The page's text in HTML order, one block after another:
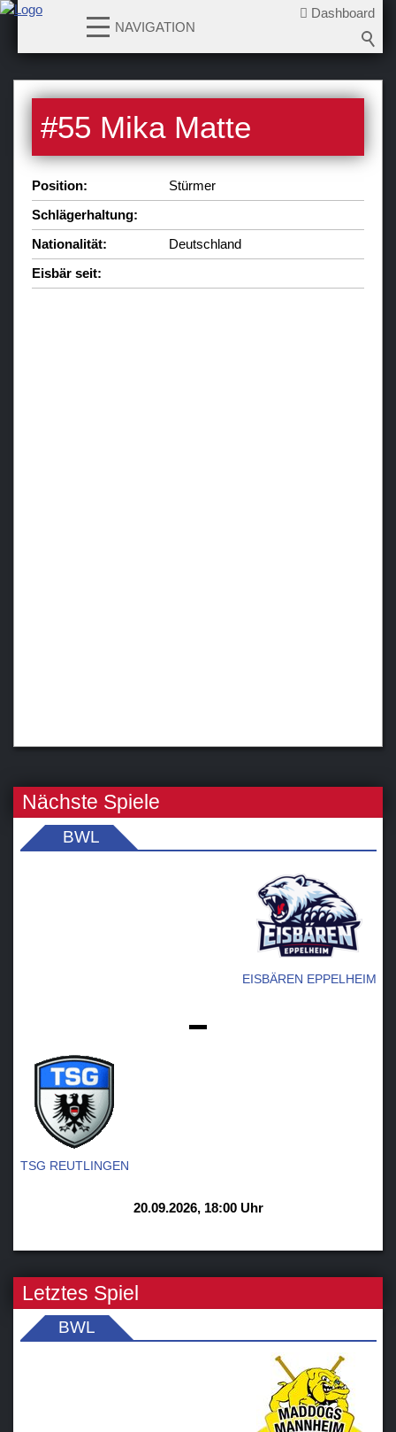
Dashboard
NAVIGATION
News
Teams
Verein
Sponsoren / Partner
Fanzone
#55 Mika Matte
Position:
Stürmer
Schlägerhaltung:
Nationalität:
Deutschland
Eisbär seit:
Nächste Spiele
BWL
EISBÄREN EPPELHEIM
-
TSG REUTLINGEN
20.09.2026, 18:00 Uhr
Letztes Spiel
BWL